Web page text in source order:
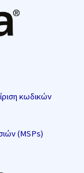
κωδικών
(MSPs)